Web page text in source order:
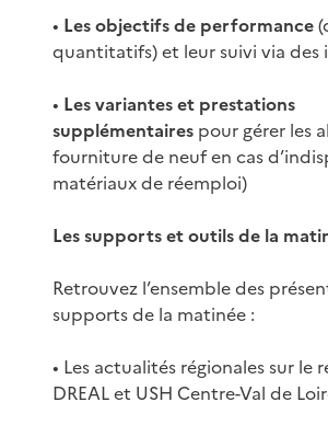
• Les objectifs de performance
quantitatifs) et leur suivi via des
• Les variantes et prestations
supplémentaires pour gérer les
fourniture de neuf en cas
matériaux de réemploi)
Les supports et outils de la
Retrouvez l’ensemble des
supports de la matinée :
• Les actualités régionales sur le
DREAL et USH Centre-Val de